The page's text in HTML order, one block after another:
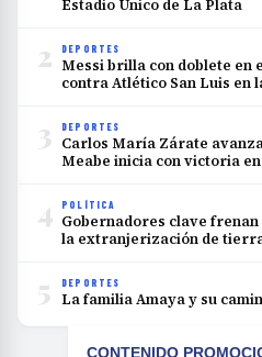
Estadio Único de La Plata
2 DEPORTES
Messi brilla con doblete
contra Atlético San Luis en
3 DEPORTES
Carlos María Zárate
Meabe inicia con victoria
4 POLÍTICA
Gobernadores clave
la extranjerización de
5 DEPORTES
La familia Amaya y su